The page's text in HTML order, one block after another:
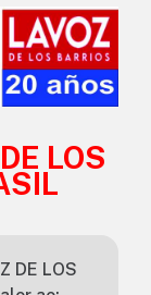
LOS
DE LOS